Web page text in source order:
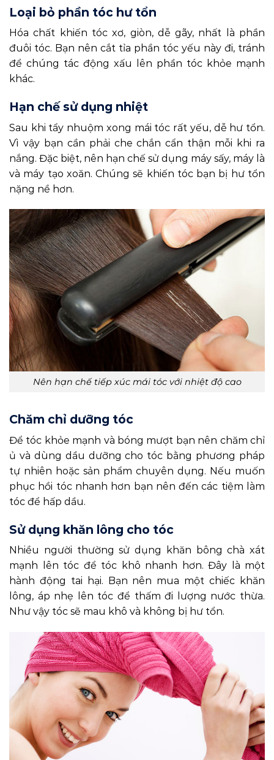
Loại bỏ phần tóc hư tổn
Hóa chất khiến tóc xơ, giòn, dễ gãy, nhất là phần
đuôi tóc. Bạn nên cắt tỉa phần tóc yếu này đi, tránh
để chúng tác động xấu lên phần tóc khỏe mạnh
khác.
Hạn chế sử dụng nhiệt
Sau khi tẩy nhuộm xong mái tóc rất yếu, dễ hư tổn.
Vì vậy bạn cần phải che chắn cẩn thận mỗi khi ra
nắng. Đặc biệt, nên hạn chế sử dụng máy sấy, máy là
và máy tạo xoăn. Chúng sẽ khiến tóc bạn bị hư tổn
nặng nề hơn.
Nên hạn chế tiếp xúc mái tóc với nhiệt độ cao
Chăm chỉ dưỡng tóc
Để tóc khỏe mạnh và bóng mượt bạn nên chăm chỉ
ủ và dùng dầu dưỡng cho tóc bằng phương pháp
tự nhiên hoặc sản phẩm chuyên dụng. Nếu muốn
phục hồi tóc nhanh hơn bạn nên đến các tiệm làm
tóc để hấp dầu.
Sử dụng khăn lông cho tóc
Nhiều người thường sử dụng khăn bông chà xát
mạnh lên tóc để tóc khô nhanh hơn. Đây là một
hành động tai hại. Bạn nên mua một chiếc khăn
lông, áp nhẹ lên tóc để thấm đi lượng nước thừa.
Như vậy tóc sẽ mau khô và không bị hư tổn.